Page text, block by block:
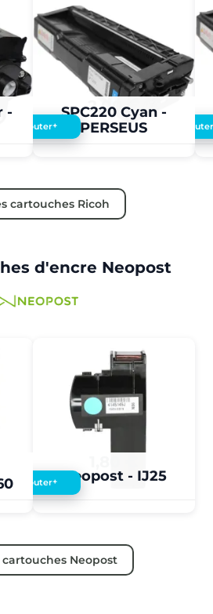
-
SPC220 Cyan -
PERSEUS
2,00 €
Ajouter+
cartouches Ricoh
d'encre Neopost
Neopost - IJ25
Ajouter+
cartouches Neopost